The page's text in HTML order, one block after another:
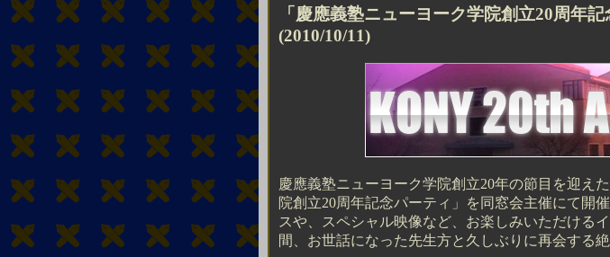
「慶應義塾ニューヨーク学院創立20周年
(2010/10/11)
慶應義塾ニューヨーク学院創立20年の節目を迎え
院創立20周年記念パーティ」を同窓会主催にて開
スや、スペシャル映像など、お楽しみいただける
間、お世話になった先生方と久しぶりに再会する